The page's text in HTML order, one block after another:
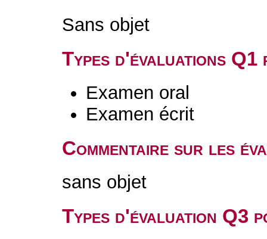
Sans objet
Types d'évaluations
Examen oral
Examen écrit
Commentaire sur les
sans objet
Types d'évaluation Q3